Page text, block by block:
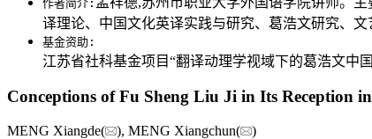
作者简介:
译理论、中国文化英译实践与研究、葛浩文研究、
基金资助:
江苏省社科基金项目“翻译动理学视域下的葛浩文中
Conceptions of Fu Sheng Liu Ji in Its Reception
MENG Xiangde( ), MENG Xiangchun( )